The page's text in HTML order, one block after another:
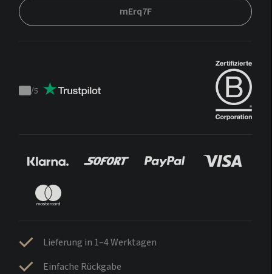
mErq7F
Trustpilot
/5
Lieferung in 1–4 Werktagen
Einfache Rückgabe